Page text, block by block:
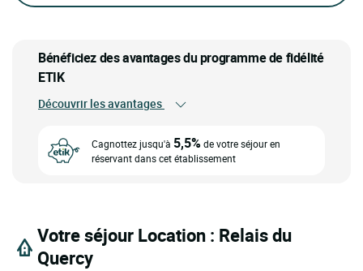
Bénéficiez des avantages du programme de fidélité
ETIK
Découvrir les avantages
Cagnottez jusqu'à 5,5%de votre séjour en
réservant dans cet établissement
Votre séjour Location : Relais du
Quercy